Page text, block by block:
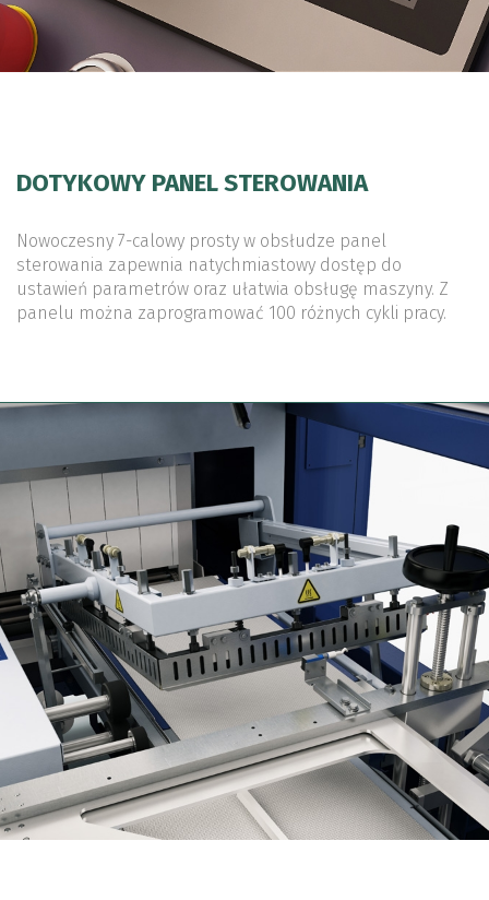
DOTYKOWY PANEL STEROWANIA
Nowoczesny 7-calowy prosty w obsłudze panel
sterowania zapewnia natychmiastowy dostęp do
ustawień parametrów oraz ułatwia obsługę maszyny. Z
panelu można zaprogramować 100 różnych cykli pracy.